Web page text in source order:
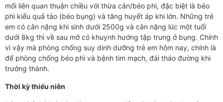
mối liên quan thuận chiều với thừa cân/béo phì, đặc biệt là béo
phì kiểu quả táo (béo bụng) và tăng huyết áp khi lớn. Những trẻ
em có cân nặng khi sinh dưới 2500g và cân nặng lúc một tuổi
dưới 8kg thì về sau mỡ có khuynh hướng tập trung ở bụng. Chính
vì vậy mà phòng chống suy dinh dưỡng trẻ em hôm nay, chính là
để phòng chống béo phì và bệnh tim mạch, đái tháo đường khi
trưởng thành.
Thời kỳ thiếu niên